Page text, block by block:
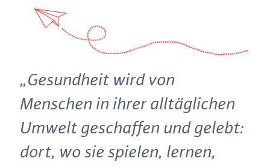
„Gesundheit wird von
Menschen in ihrer alltäglichen
Umwelt geschaffen und gelebt:
dort, wo sie spielen, lernen,